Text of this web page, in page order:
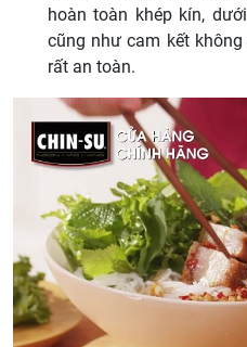
hoàn toàn khép kín,
cũng như cam kết
rất an toàn.